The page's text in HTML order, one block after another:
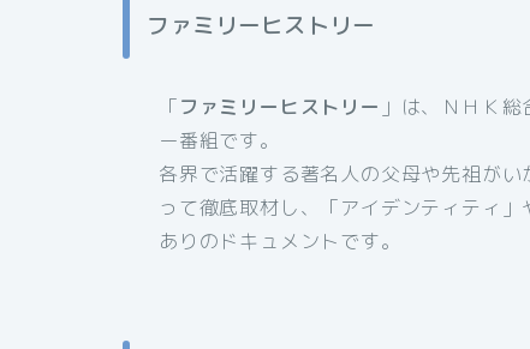
ファミリーヒストリー
「ファミリーヒストリー 」は、ＮＨＫ
ー番組です。
各界で活躍する著名人の父母や先祖が
って徹底取材し、「アイデンティティ
ありのドキュメントです。